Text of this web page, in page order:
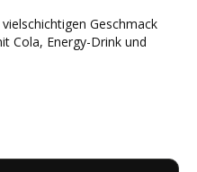
Geschmack
Cola, Energy-Drink und